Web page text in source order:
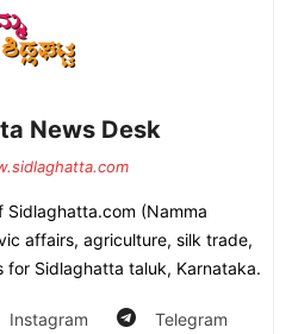
News Desk
Sidlaghatta.com (Namma
affairs, agriculture, silk trade,
for Sidlaghatta taluk, Karnataka.
Instagram Telegram